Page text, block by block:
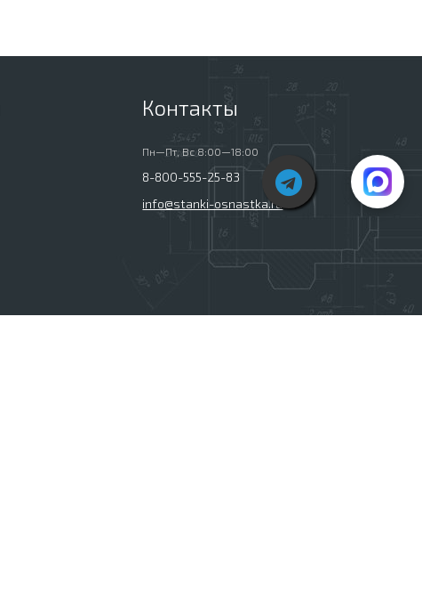
Контакты
Пн—Пт, Вс 8:00—18:00
8-800-555-25-83
info@stanki-osnastka.ru